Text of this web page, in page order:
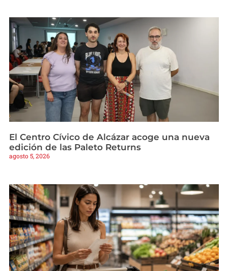
El Centro Cívico de Alcázar acoge una nueva
edición de las Paleto Returns
agosto 5, 2026